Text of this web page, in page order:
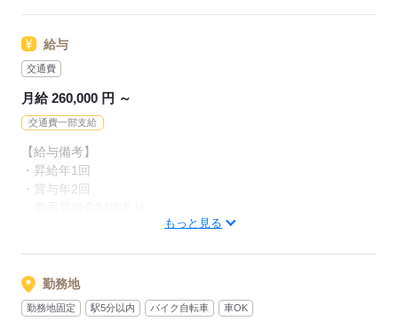
最初はカンタンな業務からゆっくりと
■20歳以上
（喫煙場所での勤務が必須のため）
給与
交通費
月給 260,000 円 ～
交通費一部支給
【給与備考】
・昇給年1回
・賞与年2回
・有給休暇
・慶弔休暇
・育児休暇等あり
もっと見る
勤務地
勤務地固定 駅5分以内 バイク自転車 車OK